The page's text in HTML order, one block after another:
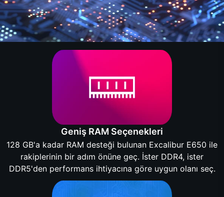
Geniş RAM Seçenekleri
128 GB'a kadar RAM desteği bulunan Excalibur E650 ile
rakiplerinin bir adım önüne geç. İster DDR4, ister
DDR5'den performans ihtiyacına göre uygun olanı seç.